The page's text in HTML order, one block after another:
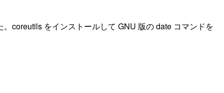
coreutils をインストールして GNU 版の date コマンドを